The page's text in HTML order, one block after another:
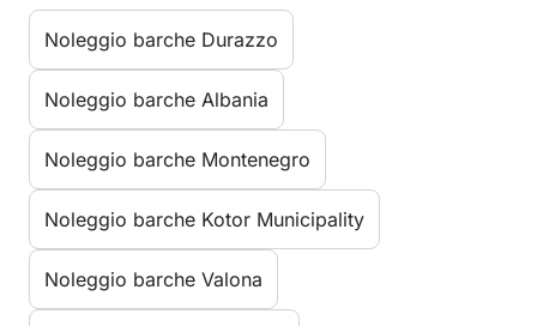
Noleggio barche Durazzo
Noleggio barche Albania
Noleggio barche Montenegro
Noleggio barche Kotor Municipality
Noleggio barche Valona